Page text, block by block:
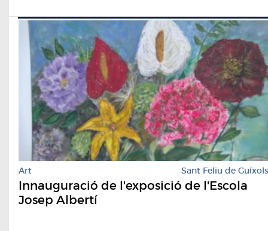
Art Sant Feliu de Guíxols
Innauguració de l'exposició de l'Escola
Josep Albertí